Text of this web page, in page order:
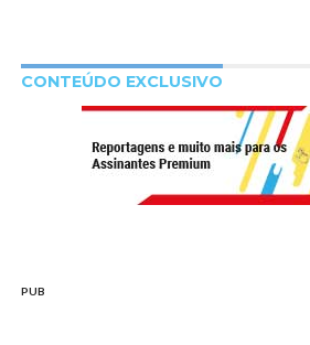
CONTEÚDO EXCLUSIVO
PUB